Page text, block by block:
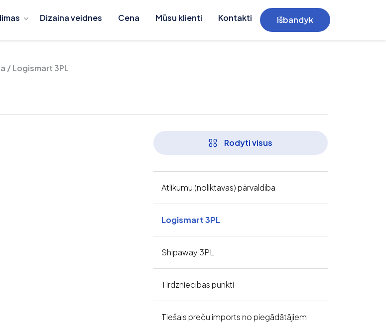
Dizaina veidnes Cena Mūsu klienti Kontakti Išbandyk
/Logismart 3PL
Rodyti visus
Atlikumu (noliktavas) pārvaldība
Logismart 3PL
Shipaway 3PL
Tirdzniecības punkti
Tiešais preču imports no piegādātājiem